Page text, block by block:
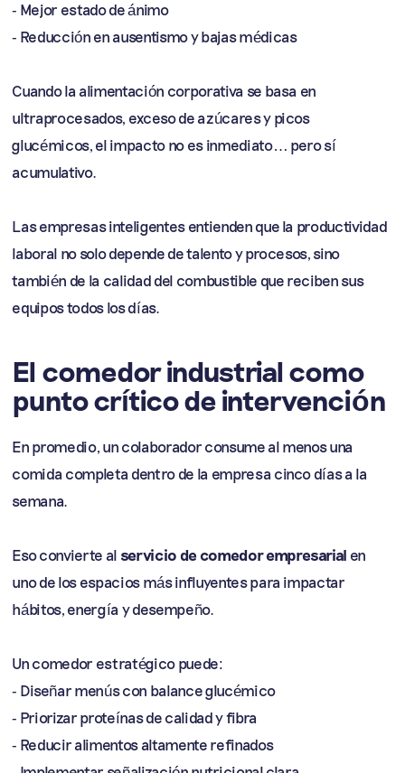
- Mejor estado de ánimo
- Reducción en ausentismo y bajas médicas
Cuando la alimentación corporativa se basa en
ultraprocesados, exceso de azúcares y picos
glucémicos, el impacto no es inmediato… pero sí
acumulativo.
Las empresas inteligentes entienden que la productividad
laboral no solo depende de talento y procesos, sino
también de la calidad del combustible que reciben sus
equipos todos los días.
El comedor industrial como
punto crítico de intervención
En promedio, un colaborador consume al menos una
comida completa dentro de la empresa cinco días a la
semana.
Eso convierte al servicio de comedor empresarial en
uno de los espacios más influyentes para impactar
hábitos, energía y desempeño.
Un comedor estratégico puede:
- Diseñar menús con balance glucémico
- Priorizar proteínas de calidad y fibra
- Reducir alimentos altamente refinados